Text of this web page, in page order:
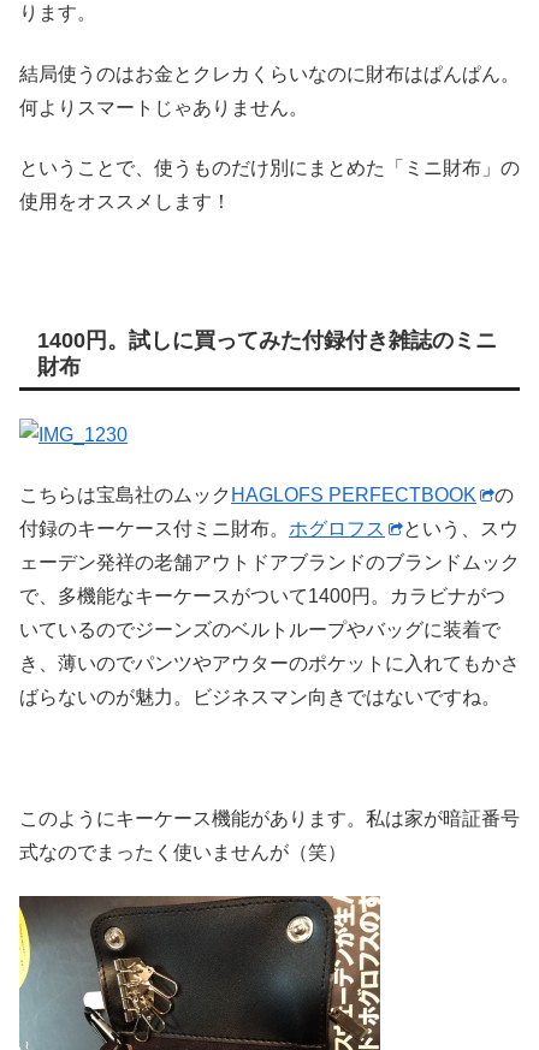
ります。
結局使うのはお金とクレカくらいなのに財布はぱんぱん。
何よりスマートじゃありません。
ということで、使うものだけ別にまとめた「ミニ財布」の
使用をオススメします！
1400円。試しに買ってみた付録付き雑誌のミニ
財布
こちらは宝島社のムック HAGLOFS PERFECTBOOK
の
付録のキーケース付ミニ財布。 ホグロフス
という、スウ
ェーデン発祥の老舗アウトドアブランドのブランドムック
で、多機能なキーケースがついて1400円。カラビナがつ
いているのでジーンズのベルトループやバッグに装着で
き、薄いのでパンツやアウターのポケットに入れてもかさ
ばらないのが魅力。ビジネスマン向きではないですね。
このようにキーケース機能があります。私は家が暗証番号
式なのでまったく使いませんが（笑）